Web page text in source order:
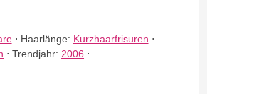
⋅ Haarlänge: Kurzhaarfrisuren ⋅
⋅Trendjahr: 2006 ⋅